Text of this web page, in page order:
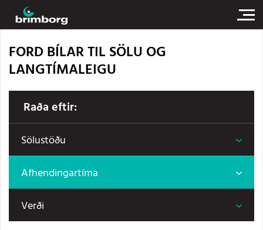
FORD BÍLAR TIL SÖLU OG
LANGTÍMALEIGU
Raða eftir:
Sölustöðu
Afhendingartíma
Verði